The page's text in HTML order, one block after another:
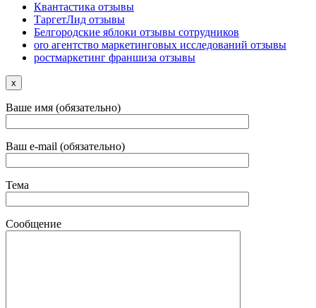
Квантастика отзывы
ТаргетЛид отзывы
Белгородские яблоки отзывы сотрудников
oro агентство маркетинговых исследований отзывы
ростмаркетинг франшиза отзывы
x
Ваше имя (обязательно)
Ваш e-mail (обязательно)
Тема
Сообщение